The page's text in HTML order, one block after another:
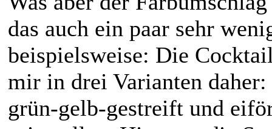
das auch ein paar sehr
beispielsweise: Die
mir in drei Varianten
grün-gelb-gestreift und